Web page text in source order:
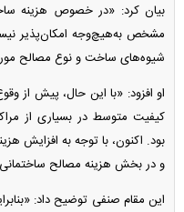
بیان کرد: «در خصوص هزینه
مشخص به‌هیچ‌وجه امکان‌پذیر
شیوه‌های ساخت و نوع مصالح مورد
او افزود: «با این حال، پیش از
و در بخش هزینه مصالح ساختمانی
این مقام صنفی توضیح داد: